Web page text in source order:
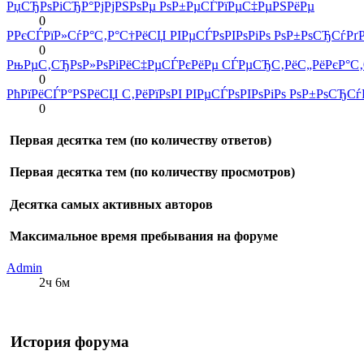
РџСЂРѕРіСЂР°РјРјРЅРѕРµ РѕР±РµСЃРїРµС‡РµРЅРёРµ
0
Р­РєСЃРїР»СѓР°С‚Р°С†РёСЏ РІРµСЃРѕРІРѕРіРѕ
0
РњРµС‚СЂРѕР»РѕРіРёС‡РµСЃРєРёРµ
0
РћРїРёСЃР°РЅРёСЏ С‚РёРїРѕРІ РІРµСЃРѕРІРѕРіРѕ
0
Первая десятка тем (по количеству ответов)
Первая десятка тем (по количеству просмотров)
Десятка самых активных авторов
Максимальное время пребывания на форуме
Admin
2ч 6м
История форума